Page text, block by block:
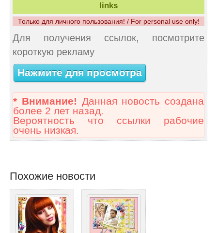
links
Только для личного пользования! / For personal use only!
Для получения ссылок, посмотрите
короткую рекламу
Нажмите для просмотра
* Внимание! Данная новость создана
более 2 лет назад.
Вероятность что ссылки рабочие
очень низкая.
Похожие новости